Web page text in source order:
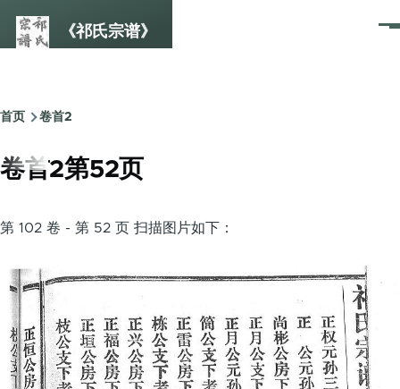
《祁氏宗谱》
菜
面
包
屑
首页 卷首2
卷首2第52页
第 102 卷 - 第 52 页 扫描图片如下：